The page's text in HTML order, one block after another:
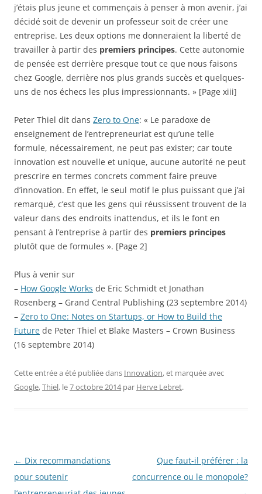
j’étais plus jeune et commençais à penser à mon avenir, j’ai
décidé soit de devenir un professeur soit de créer une
entreprise. Les deux options me donneraient la liberté de
travailler à partir des premiers principes. Cette autonomie
de pensée est derrière presque tout ce que nous faisons
chez Google, derrière nos plus grands succès et quelques-
uns de nos échecs les plus impressionnants. » [Page xiii]
Peter Thiel dit dans Zero to One: « Le paradoxe de
enseignement de l’entrepreneuriat est qu’une telle
formule, nécessairement, ne peut pas exister; car toute
innovation est nouvelle et unique, aucune autorité ne peut
prescrire en termes concrets comment faire preuve
d’innovation. En effet, le seul motif le plus puissant que j’ai
remarqué, c’est que les gens qui réussissent trouvent de la
valeur dans des endroits inattendus, et ils le font en
pensant à l’entreprise à partir des premiers principes
plutôt que de formules ». [Page 2]
Plus à venir sur
– How Google Works de Eric Schmidt et Jonathan
Rosenberg – Grand Central Publishing (23 septembre 2014)
– Zero to One: Notes on Startups, or How to Build the
Future de Peter Thiel et Blake Masters – Crown Business
(16 septembre 2014)
Cette entrée a été publiée dans Innovation, et marquée avec
Google,Thiel, le7 octobre 2014 par Herve Lebret.
Navigation
des
← Dix recommandations
pour soutenir
Que faut-il préférer : la
concurrence ou le monopole?